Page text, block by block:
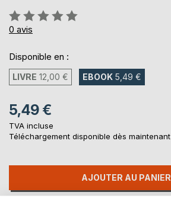
Évaluation:
0%
0 avis
Disponible en :
LIVRE 12,00 € EBOOK 5,49 €
5,49 €
TVA incluse
Téléchargement disponible dès maintenant
AJOUTER AU PANIER